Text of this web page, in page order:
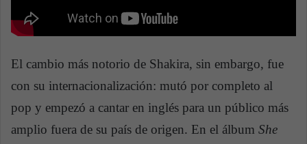
El cambio más notorio de Shakira, sin embargo, fue
con su internacionalización: mutó por completo al
pop y empezó a cantar en inglés para un público más
amplio fuera de su país de origen. En el álbum She